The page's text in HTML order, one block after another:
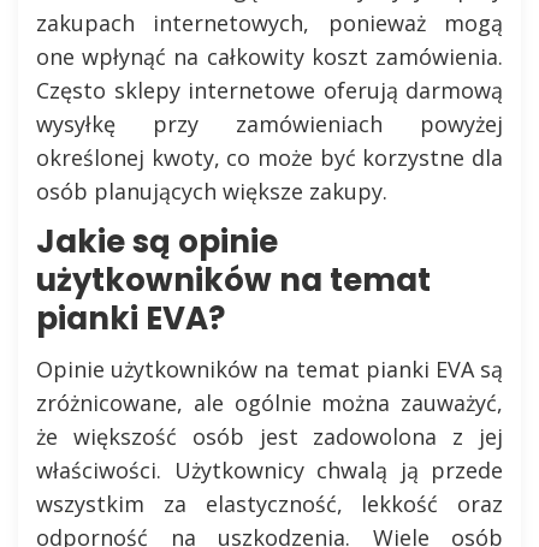
zakupach internetowych, ponieważ mogą
one wpłynąć na całkowity koszt zamówienia.
Często sklepy internetowe oferują darmową
wysyłkę przy zamówieniach powyżej
określonej kwoty, co może być korzystne dla
osób planujących większe zakupy.
Jakie są opinie
użytkowników na temat
pianki EVA?
Opinie użytkowników na temat pianki EVA są
zróżnicowane, ale ogólnie można zauważyć,
że większość osób jest zadowolona z jej
właściwości. Użytkownicy chwalą ją przede
wszystkim za elastyczność, lekkość oraz
odporność na uszkodzenia. Wiele osób